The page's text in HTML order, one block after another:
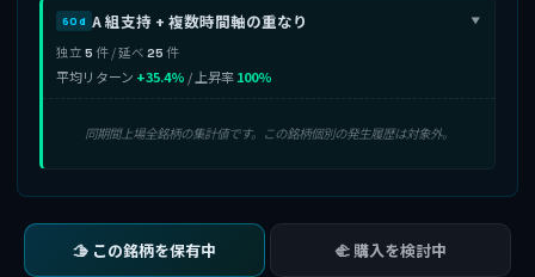
60d A 組支持 + 複数時間軸の重なり ▶
独立 5 件 / 延べ 25 件
平均リターン +35.4% / 上昇率100%
同期間上場全銘柄の集計値です。この銘柄個別の発生履歴は対象外。
🫱 この銘柄を保有中 🫲 購入を検討中